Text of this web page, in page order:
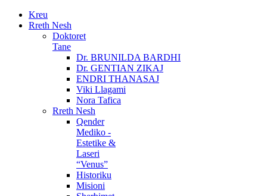
Kreu
Rreth Nesh
Doktoret
Tane
Dr. BRUNILDA BARDHI
Dr. GENTIAN ZIKAJ
ENDRI THANASAJ
Viki Llagami
Nora Tafica
Rreth Nesh
Qender
Mediko -
Estetike &
Laseri
“Venus”
Historiku
Misioni